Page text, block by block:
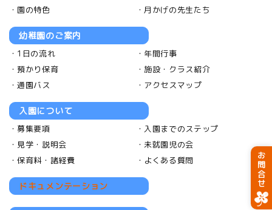
お問合せ
園の特色
月かげの先生たち
幼稚園のご案内
1日の流れ
年間行事
預かり保育
施設・クラス紹介
通園バス
アクセスマップ
入園について
募集要項
入園までのステップ
見学・説明会
未就園児の会
保育料・諸経費
よくある質問
ドキュメンテーション